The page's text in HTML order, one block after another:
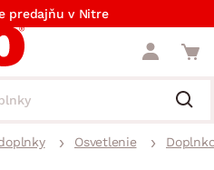
predajňu v Nitre
Osvetlenie